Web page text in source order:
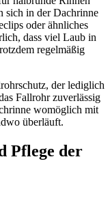
sich in der Dachrinne
oder ähnliches
dass viel Laub in
regelmäßig
der lediglich
Fallrohr zuverlässig
womöglich mit
überläuft.
Pflege der